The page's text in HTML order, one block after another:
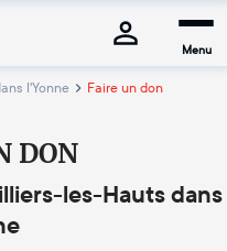
Menu
l'Yonne Faire un don
DON
les-Hauts dans